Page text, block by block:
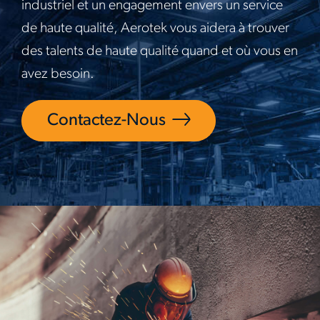
industriel et un engagement envers un service
de haute qualité, Aerotek vous aidera à trouver
des talents de haute qualité quand et où vous en
avez besoin.
Contactez-Nous